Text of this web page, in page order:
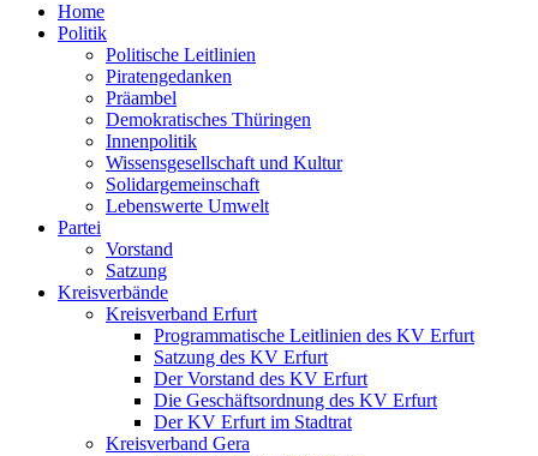
Home
Politik
Politische Leitlinien
Piratengedanken
Präambel
Demokratisches Thüringen
Innenpolitik
Wissensgesellschaft und Kultur
Solidargemeinschaft
Lebenswerte Umwelt
Partei
Vorstand
Satzung
Kreisverbände
Kreisverband Erfurt
Programmatische Leitlinien des KV Erfurt
Satzung des KV Erfurt
Der Vorstand des KV Erfurt
Die Geschäftsordnung des KV Erfurt
Der KV Erfurt im Stadtrat
Kreisverband Gera